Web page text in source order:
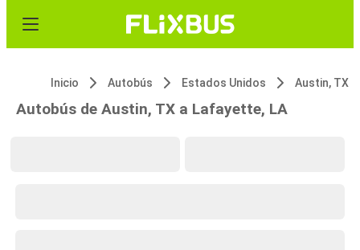
Inicio Autobús Estados Unidos Austin, TX
Autobús de Austin, TX a Lafayette, LA